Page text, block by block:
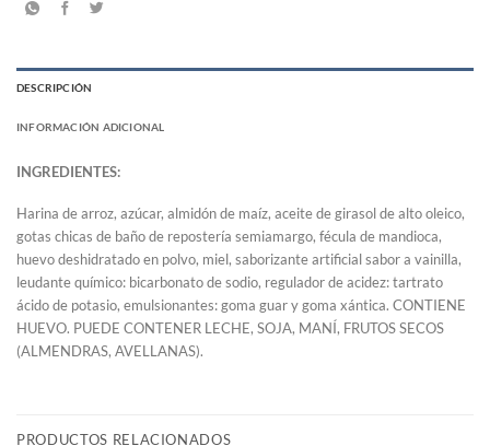
DESCRIPCIÓN
INFORMACIÓN ADICIONAL
INGREDIENTES:
Harina de arroz, azúcar, almidón de maíz, aceite de girasol de alto oleico,
gotas chicas de baño de repostería semiamargo, fécula de mandioca,
huevo deshidratado en polvo, miel, saborizante artificial sabor a vainilla,
leudante químico: bicarbonato de sodio, regulador de acidez: tartrato
ácido de potasio, emulsionantes: goma guar y goma xántica. CONTIENE
HUEVO. PUEDE CONTENER LECHE, SOJA, MANÍ, FRUTOS SECOS
(ALMENDRAS, AVELLANAS).
PRODUCTOS RELACIONADOS